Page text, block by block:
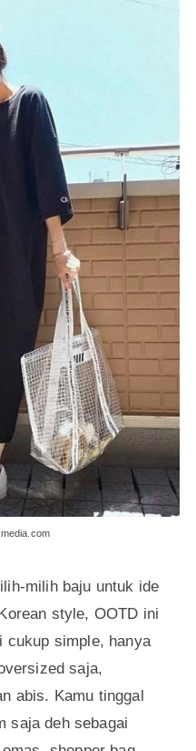
milih baju untuk ide
style, OOTD ini
cukup simple, hanya
saja,
abis. Kamu tinggal
saja deh sebagai